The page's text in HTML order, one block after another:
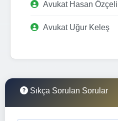
Avukat Hasan
Avukat Uğur Keleş
Sıkça Sorulan Sorular